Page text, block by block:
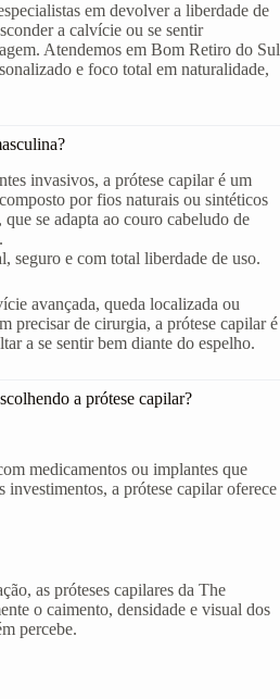
em devolver a liberdade de
a calvície ou se sentir
Atendemos em Bom Retiro do Sul
e foco total em naturalidade,
invasivos, a prótese capilar é um
por fios naturais ou sintéticos
se adapta ao couro cabeludo de
seguro e com total liberdade de uso.
avançada, queda localizada ou
precisar de cirurgia, a prótese capilar é
a se sentir bem diante do espelho.
a prótese capilar?
medicamentos ou implantes que
investimentos, a prótese capilar oferece
as próteses capilares da The
o caimento, densidade e visual dos
percebe.